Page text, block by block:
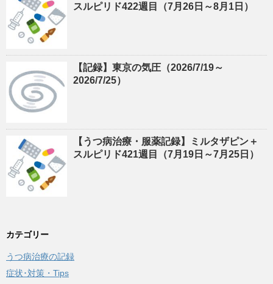
スルピリド422週目（7月26日～8月1日）
【記録】東京の気圧（2026/7/19～
2026/7/25）
【うつ病治療・服薬記録】ミルタザピン＋
スルピリド421週目（7月19日～7月25日）
カテゴリー
うつ病治療の記録
症状･対策・Tips